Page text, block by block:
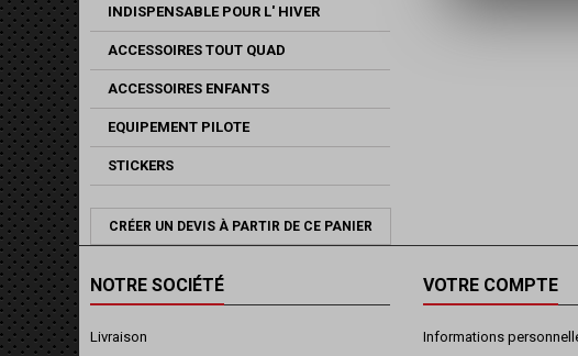
INDISPENSABLE POUR L' HIVER
ACCESSOIRES TOUT QUAD
ACCESSOIRES ENFANTS
EQUIPEMENT PILOTE
STICKERS
CRÉER UN DEVIS À PARTIR DE CE PANIER
NOTRE SOCIÉTÉ
Livraison
VOTRE COMPTE
Informations